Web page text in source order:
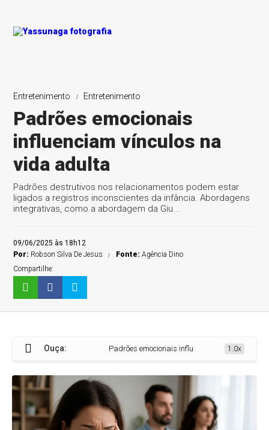
Tecnologia Negócios
Economia Negócios Tecnologia
Entretenimento Entretenimento
Padrões emocionais
influenciam vínculos na
vida adulta
Padrões destrutivos nos relacionamentos podem estar
ligados a registros inconscientes da infância. Abordagens
integrativas, como a abordagem da Giu...
09/06/2025 às 18h12
Por: Robson Silva De Jesus Fonte:Agência Dino
Compartilhe:
Ouça: Padrões emocionais influenciam vínculos na vida
1.0x